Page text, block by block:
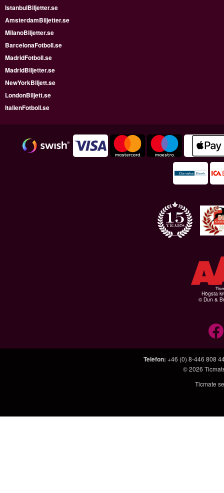
IstanbulBiljetter.se
AmsterdamBiljetter.se
MilanoBiljetter.se
BarcelonaFotboll.se
MadridFotboll.se
MadridBiljetter.se
NewYorkBiljett.se
LondonBiljett.se
ItalienFotboll.se
Högsta
© Dun &
Telefon: +46 (0) 8-446 808
© 2026
Ticmate